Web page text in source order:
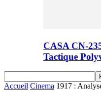
CASA CN-
Tactique
Accueil Cinema 1917 :